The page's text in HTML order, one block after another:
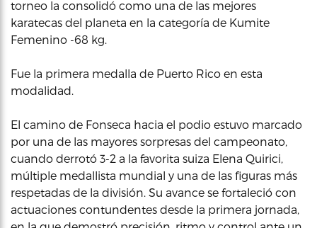
torneo la consolidó como una de las mejores
karatecas del planeta en la categoría de Kumite
Femenino -68 kg.
Fue la primera medalla de Puerto Rico en esta
modalidad.
El camino de Fonseca hacia el podio estuvo marcado
por una de las mayores sorpresas del campeonato,
cuando derrotó 3-2 a la favorita suiza Elena Quirici,
múltiple medallista mundial y una de las figuras más
respetadas de la división. Su avance se fortaleció con
actuaciones contundentes desde la primera jornada,